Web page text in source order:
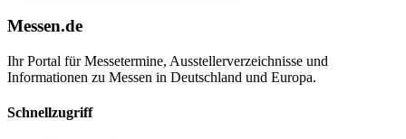
Messen.de
Ihr Portal für Messetermine, Ausstellerverzeichnisse und
Informationen zu Messen in Deutschland und Europa.
Schnellzugriff